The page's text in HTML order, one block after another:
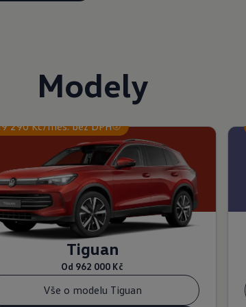
Modely
Tiguan
Od 962 000 Kč
Vše o modelu Tiguan
9 290 Kč/měs. bez DPH